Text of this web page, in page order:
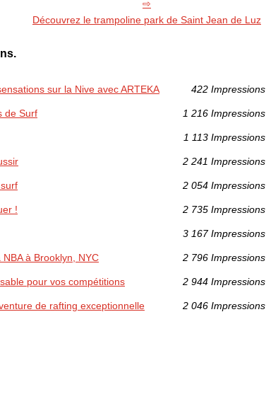
Découvrez le trampoline park de Saint Jean de Luz
sur la Nive avec ARTEKA 422 Impressions
de Surf 1 216 Impressions
1 113 Impressions
2 241 Impressions
2 054 Impressions
! 2 735 Impressions
3 167 Impressions
à Brooklyn, NYC 2 796 Impressions
pour vos compétitions 2 944 Impressions
de rafting exceptionnelle 2 046 Impressions